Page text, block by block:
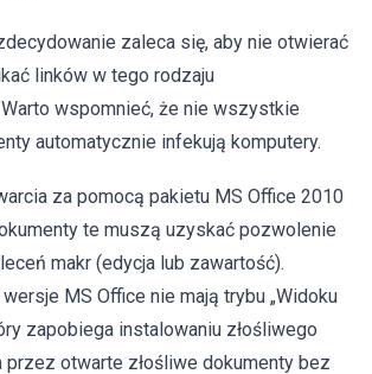
zaleca się, aby nie otwierać
linków w tego rodzaju
wspomnieć, że nie wszystkie
automatycznie infekują komputery.
za pomocą pakietu MS Office 2010
te muszą uzyskać pozwolenie
makr (edycja lub zawartość).
MS Office nie mają trybu „Widoku
zapobiega instalowaniu złośliwego
przez otwarte złośliwe dokumenty bez